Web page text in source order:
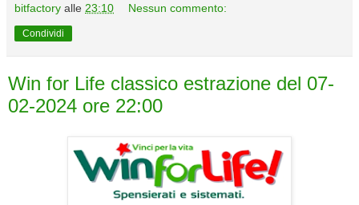
bitfactory alle 23:10 Nessun commento:
Condividi
Win for Life classico estrazione del 07-
02-2024 ore 22:00